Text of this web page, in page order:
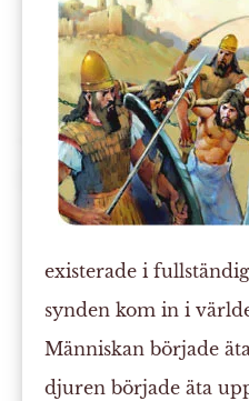
existerade i
synden kom in i
Människan började
djuren började äta